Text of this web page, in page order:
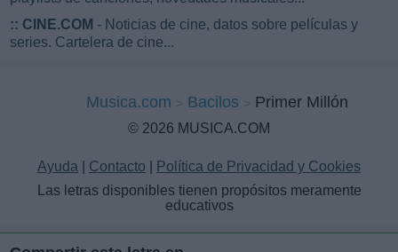
:: CINE.COM - Noticias de cine, datos sobre películas y
series. Cartelera de cine...
Musica.com Bacilos Primer Millón
© 2026 MUSICA.COM
Ayuda Contacto
Política de Privacidad y Cookies
Las letras disponibles tienen propósitos meramente
educativos